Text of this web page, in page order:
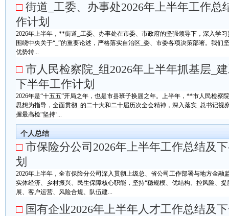
□ 街道_工委、办事处2026年上半年工作总
作计划
2026年上半年，**街道_工委、办事处在市委、市政府的坚强领导下，深入学
围绕中央关于“_”的重要论述，严格落实自治区_委、市委各项决策部署。我们
优势转...
□ 市人民检察院_组2026年上半年抓基层_
下半年工作计划
2026年是“十五五”开局之年，也是市县班子换届之年。上半年，**市人民检察
思想为指导，全面贯彻_的二十大和二十届历次全会精神，深入落实_总书记视
握最高检“坚持‘...
个人总结
□ 市保险分公司2026年上半年工作总结及
划
2026年上半年，全市保险分公司深入贯彻上级总、省公司工作部署与地方金融
实体经济、乡村振兴、民生保障核心职能，坚持“稳规模、优结构、控风险、
展、客户运营、风险合规、队伍建...
□ 国有企业2026年上半年人才工作总结及